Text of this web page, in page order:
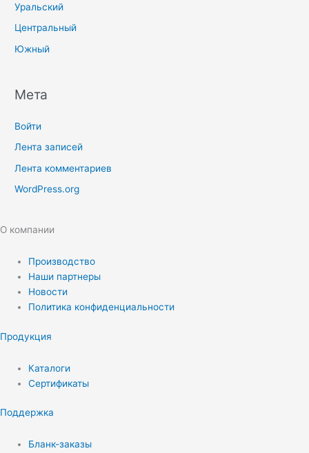
Уральский
Центральный
Южный
Мета
Войти
Лента записей
Лента комментариев
WordPress.org
О компании
Производство
Наши партнеры
Новости
Политика конфиденциальности
Продукция
Каталоги
Сертификаты
Поддержка
Бланк-заказы